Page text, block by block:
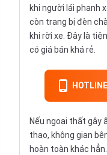
khi người lái phanh
còn trang bị đèn
khi rời xe. Đây là
có giá bán khá rẻ.
Nếu ngoại thất gây
thao, không gian
hoàn toàn khác